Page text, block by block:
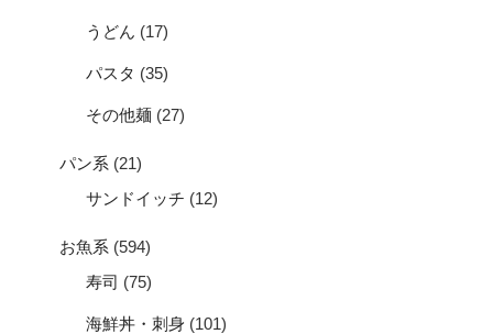
うどん (17)
パスタ (35)
その他麺 (27)
パン系 (21)
サンドイッチ (12)
お魚系 (594)
寿司 (75)
海鮮丼・刺身 (101)